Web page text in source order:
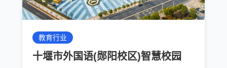
教育行业
十堰市外国语(郧阳校区)智慧校园